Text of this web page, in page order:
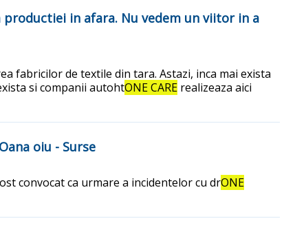
in afara. Nu vedem un viitor in a
fabricilor de textile din tara. Astazi, inca mai exista
si companii autohtONE CARE realizeaza aici
oiu - Surse
convocat ca urmare a incidentelor cu drONE